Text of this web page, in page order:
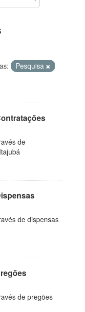
Pesquisa
de
de dispensas
de pregões